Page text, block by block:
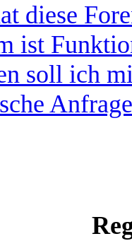
diese
ist
soll ich